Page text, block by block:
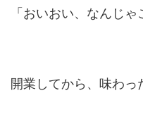
「おいおい、なんじゃ
開業してから、味わっ